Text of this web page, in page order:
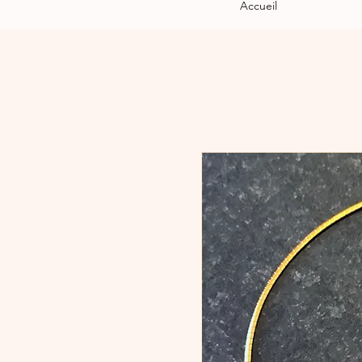
Accueil